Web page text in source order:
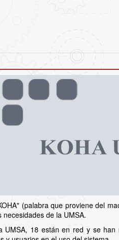
(palabra que proviene del
de la UMSA.
UMSA, 18 están en red y se